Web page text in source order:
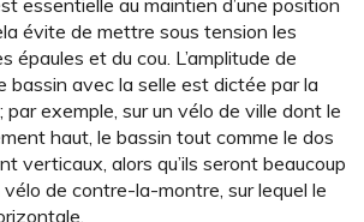
évite de mettre sous tension les
épaules et du cou. L’amplitude de
bassin avec la selle est dictée par la
par exemple, sur un vélo de ville dont le
haut, le bassin tout comme le dos
verticaux, alors qu’ils seront beaucoup
vélo de contre-la-montre, sur lequel le